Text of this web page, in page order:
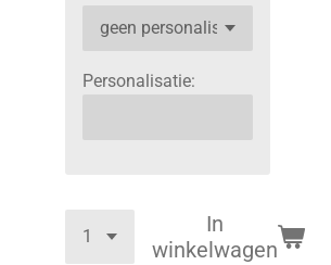
Personalisatie:
In
winkelwagen